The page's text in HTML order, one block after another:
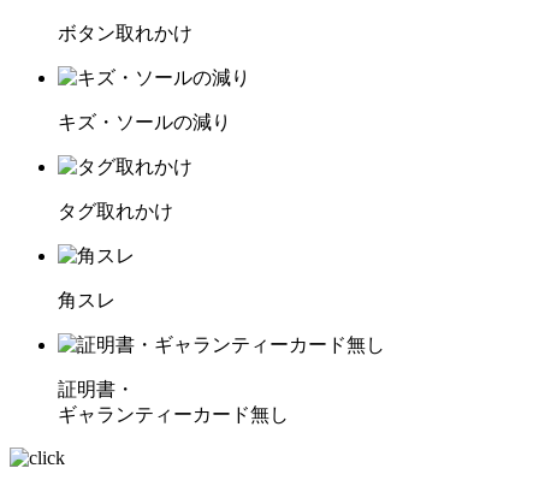
ボタン取れかけ
キズ・ソールの減り
タグ取れかけ
角スレ
証明書・
ギャランティーカード無し